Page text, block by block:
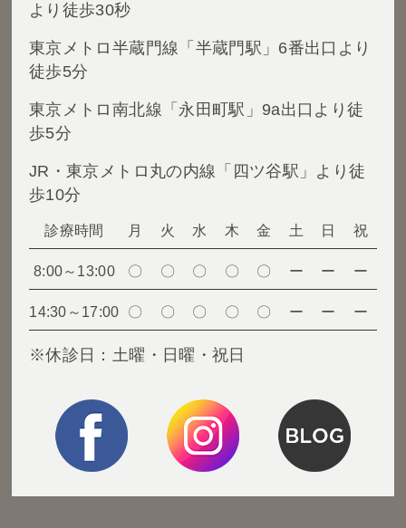
より徒歩30秒
東京メトロ半蔵門線「半蔵門駅」6番出口より
徒歩5分
東京メトロ南北線「永田町駅」9a出口より徒
歩5分
JR・東京メトロ丸の内線「四ツ谷駅」より徒
歩10分
診療時間 月 火 水 木 金 土 日 祝
8:00～13:00 〇 〇 〇 〇 〇 ー ー ー
14:30～17:00 〇 〇 〇 〇 〇 ー ー ー
※休診日：土曜・日曜・祝日